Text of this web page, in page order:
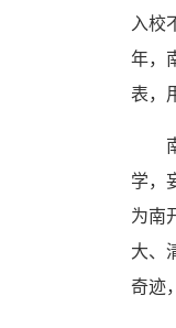
入校
年，
表，
南
学，
为南
大、
奇迹